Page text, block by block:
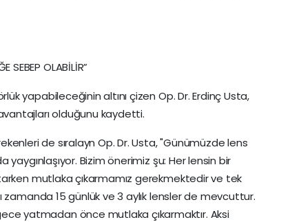
SEBEP OLABİLİR”
yapabileceğinin altını çizen Op. Dr. Erdinç Usta,
olduğunu kaydetti.
de sıralayn Op. Dr. Usta, "Günümüzde lens
yaygınlaşıyor. Bizim önerimiz şu: Her lensin bir
mutlaka çıkarmamız gerekmektedir ve tek
zamanda 15 günlük ve 3 aylık lensler de mevcuttur.
yatmadan önce mutlaka çıkarmaktır. Aksi